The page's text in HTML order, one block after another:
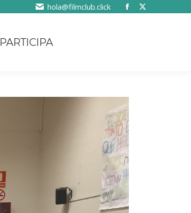
hola@filmclub.click
PARTICIPA